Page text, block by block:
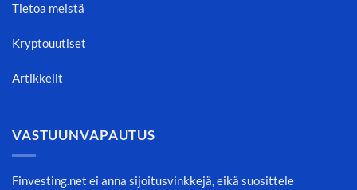
Tietoa meistä
Kryptouutiset
Artikkelit
VASTUUNVAPAUTUS
Finvesting.net ei anna sijoitusvinkkejä, eikä suosittele